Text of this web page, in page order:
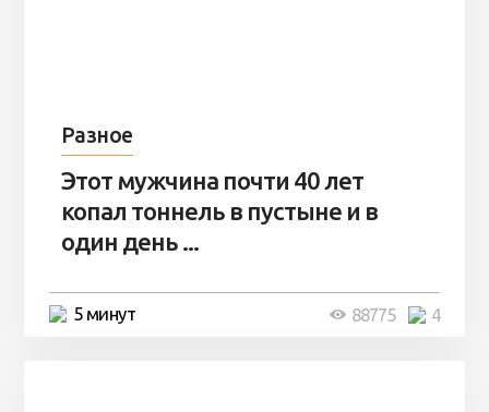
Разное
Этот мужчина почти 40 лет
копал тоннель в пустыне и в
один день ...
5 минут 4
88775